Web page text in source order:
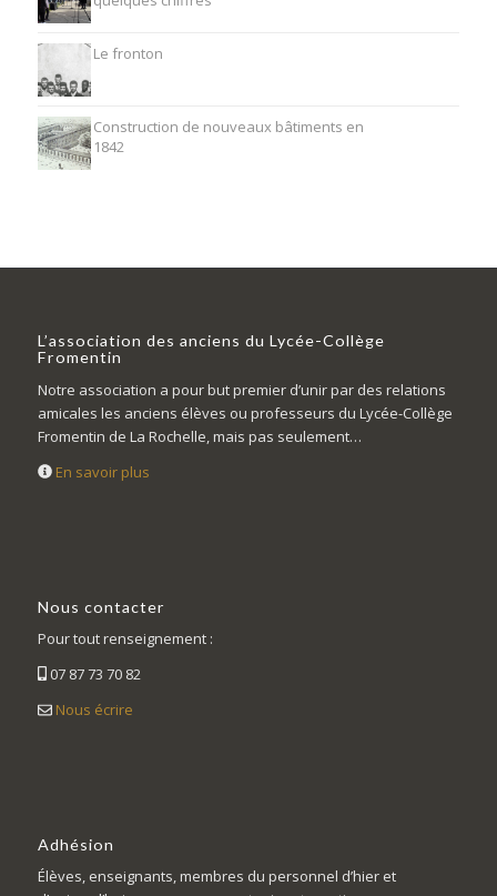
Le fronton
Construction de nouveaux bâtiments en
1842
L’association des anciens du Lycée-Collège
Fromentin
Notre association a pour but premier d’unir par des relations
amicales les anciens élèves ou professeurs du Lycée-Collège
Fromentin de La Rochelle, mais pas seulement…
En savoir plus
Nous contacter
Pour tout renseignement :
07 87 73 70 82
Nous écrire
Adhésion
Élèves, enseignants, membres du personnel d’hier et